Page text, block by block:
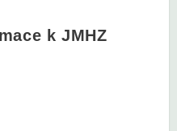
k JMHZ